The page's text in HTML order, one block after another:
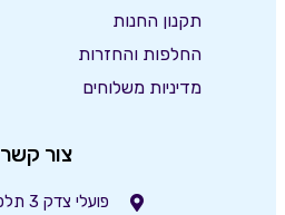
תקנון החנות
החלפות והחזרות
מדיניות משלוחים
צור קשר
פועלי צדק 3 תלפיות ירושלים